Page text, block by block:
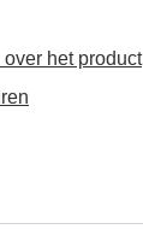
het product